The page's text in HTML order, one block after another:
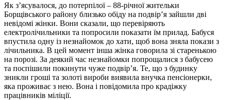
Як з’ясувалося, до потерпілої – 88-річної жительки
Борщівського району близько обіду на подвір’я зайшли дві
невідомі жінки. Вони сказали, що перевіряють
електролічильники та попросили показати їм прилад. Бабуся
впустила одну із незнайомок до хати, щоб вона зняла покази з
лічильника. В цей момент інша жінка говорила зі старенькою
на порозі. За деякий час незнайомки попрощалися з бабусею
та поспішили покинути чуже подвір’я. Те, що з будинку
зникли гроші та золоті вироби виявила внучка пенсіонерки,
яка проживає з нею. Вона і повідомила про крадіжку
працівників міліції.